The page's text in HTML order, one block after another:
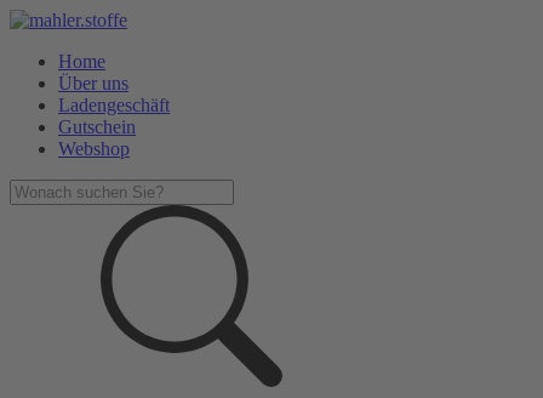
Home
Über uns
Ladengeschäft
Gutschein
Webshop